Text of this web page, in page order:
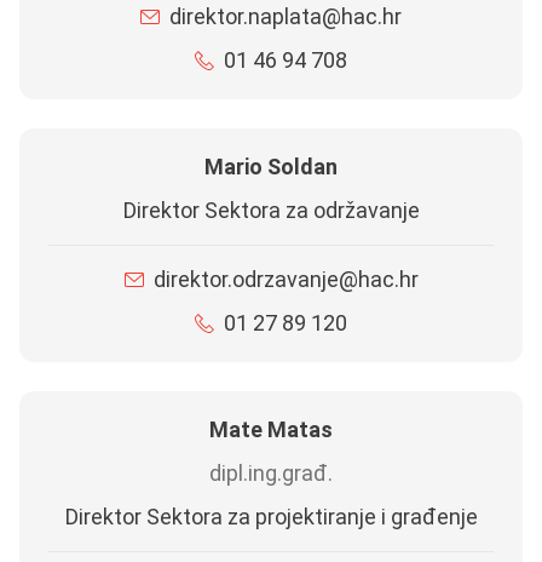
direktor.naplata@hac.hr
01 46 94 708
Mario Soldan
Direktor Sektora za održavanje
direktor.odrzavanje@hac.hr
01 27 89 120
Mate Matas
dipl.ing.građ.
Direktor Sektora za projektiranje i građenje